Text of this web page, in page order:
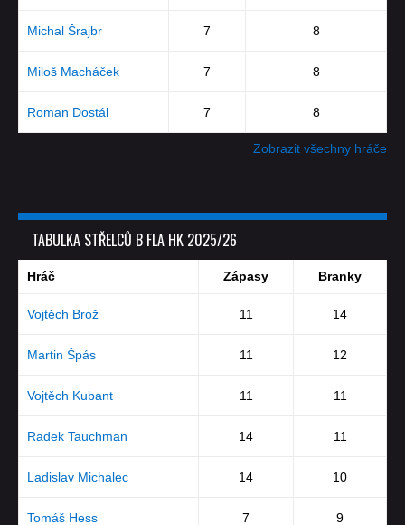
Michal Šrajbr 7 8
Miloš Macháček 7 8
Roman Dostál 7 8
Zobrazit všechny hráče
TABULKA STŘELCŮ B FLA HK 2025/26
Hráč Zápasy Branky
Vojtěch Brož 11 14
Martin Špás 11 12
Vojtěch Kubant 11 11
Radek Tauchman 14 11
Ladislav Michalec 14 10
Tomáš Hess 7 9